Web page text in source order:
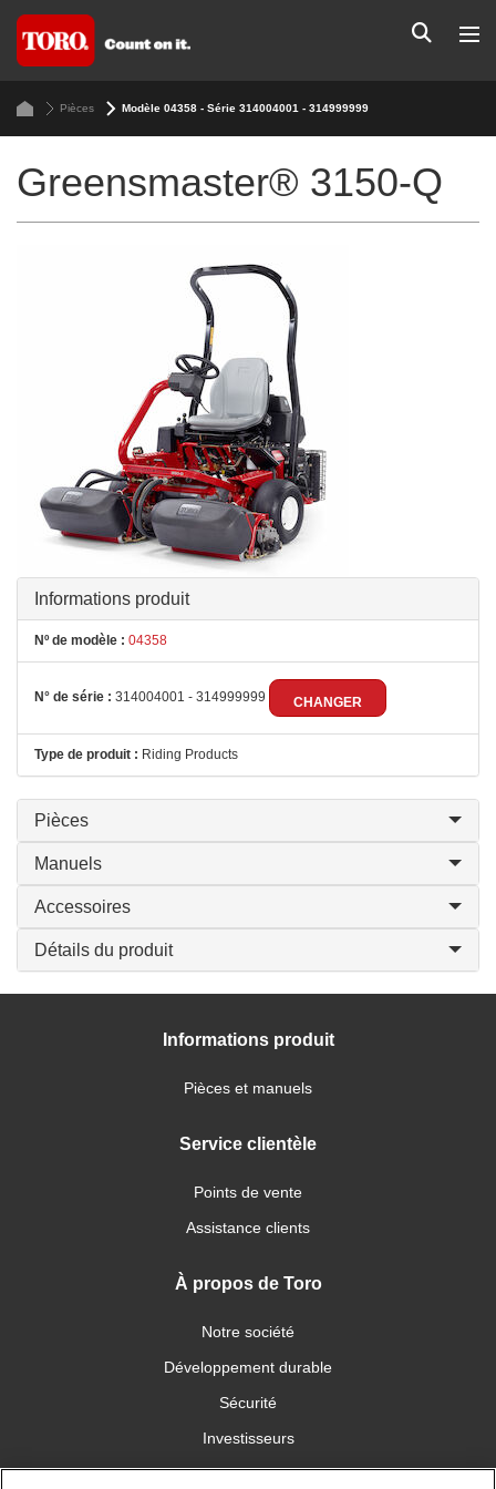
Pièces Modèle 04358 - Série 314004001 - 314999999
Greensmaster® 3150-Q
Informations produit
Nº de modèle : 04358
N° de série : 314004001 - 314999999 CHANGER
Type de produit : Riding Products
Pièces
Manuels
Accessoires
Détails du produit
Informations produit
Pièces et manuels
Service clientèle
Points de vente
Assistance clients
À propos de Toro
Notre société
Développement durable
Sécurité
Investisseurs
Carrières